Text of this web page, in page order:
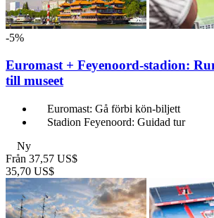
-5%
Euromast + Feyenoord-stadion:
till museet
Euromast: Gå förbi kön-biljett
Stadion Feyenoord: Guidad tur
Ny
Från 37,57 US$
35,70 US$